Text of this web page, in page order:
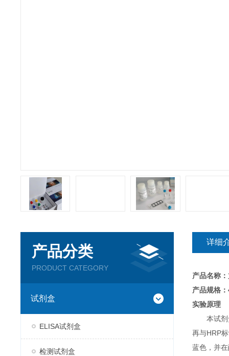
产品分类
PRODUCT CATEGORY
试剂盒
ELISA试剂盒
检测试剂盒
详细
产品名称：
产品规格
实验原理
本试
再与HRP
蓝色，并